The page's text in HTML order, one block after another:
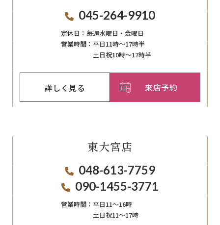
045-264-9910
定休日： 毎週⽔曜⽇‧⾦曜⽇
営業時間： 平日11時～17時半
土日祝10時～17時半
詳しく見る 来店予約
東大宮店
048-613-7759
090-1455-3771
営業時間： 平日11〜16時
土日祝11〜17時